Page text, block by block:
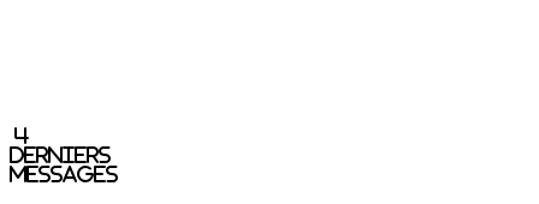
4
derniers
messages